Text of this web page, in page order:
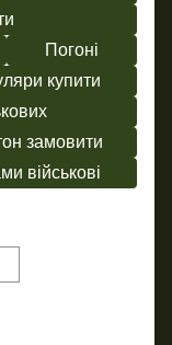
Погоні
купити
замовити
військові